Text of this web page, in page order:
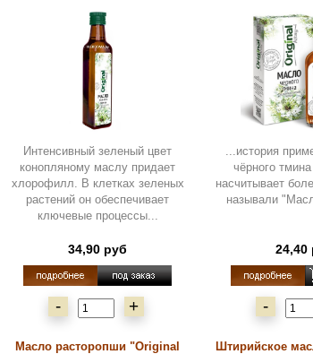
Интенсивный зеленый цвет
конопляному маслу придает
хлорофилл. В клетках зеленых
растений он обеспечивает
ключевые процессы...
34,90 руб
- +
...история
чёрного
насчитывает
называли
24,40
-
Масло расторопши "Original
Штирийское